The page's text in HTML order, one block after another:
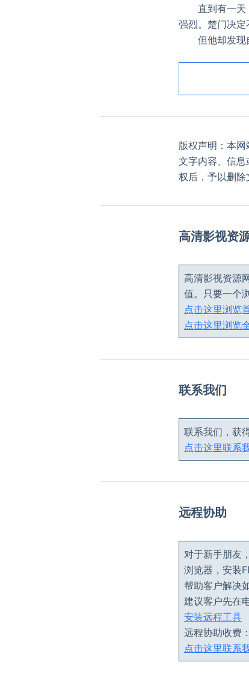
直到有一天，
强烈。楚门决定
但他却发现自
版权声明：本
文字内容、信
权后，予以删除
高清影视资
高清影视资源
值。只要一个
点击这里浏览
点击这里浏览
联系我们
联系我们，获
点击这里联系
远程协助
对于新手朋友
浏览器，安装
帮助客户解决
建议客户先在
安装远程工具
远程协助收费
点击这里联系